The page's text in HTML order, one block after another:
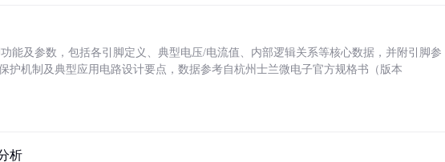
能及参数，包括各引脚定义、典型电压/电流值、内部逻辑关系等核心数据，并附引脚参
护机制及典型应用电路设计要点，数据参考自杭州士兰微电子官方规格书（版本
析